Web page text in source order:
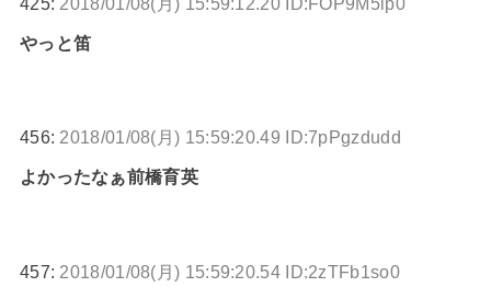
やっと笛
456: 2018/01/08(月) 15:59:20.49 ID:7pPgzdudd
よかったなぁ前橋育英
457: 2018/01/08(月) 15:59:20.54 ID:2zTFb1so0